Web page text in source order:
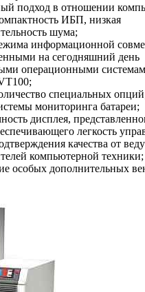
подход в отношении
ИБП, низкая
шума;
информационной
на сегодняшний день
операционными
специальных
мониторинга батареи;
дисплея,
легкость
качества от
компьютерной техники;
особых дополнительных